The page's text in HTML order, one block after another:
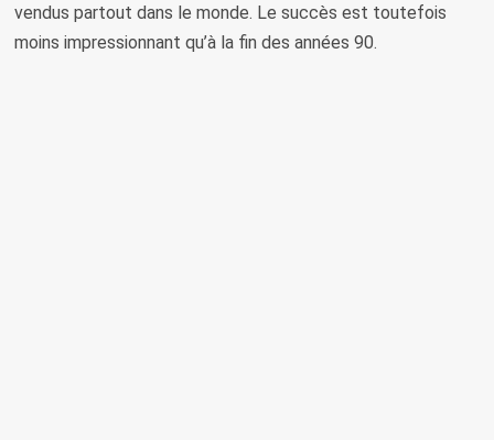
vendus partout dans le monde. Le succès est toutefois
moins impressionnant qu’à la fin des années 90.